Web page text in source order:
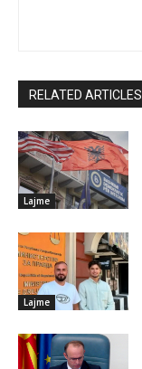
RELATED ARTICLES
Lajme
Lajme